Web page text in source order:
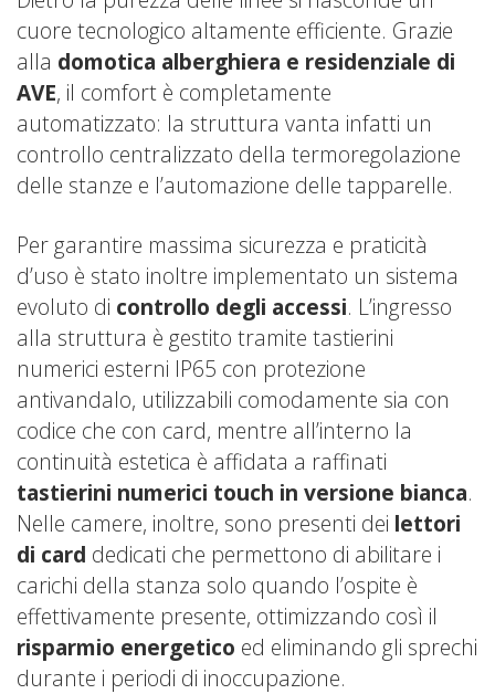
cuore tecnologico altamente efficiente. Grazie
alla domotica alberghiera e residenziale di
AVE, il comfort è completamente
automatizzato: la struttura vanta infatti un
controllo centralizzato della termoregolazione
delle stanze e l’automazione delle tapparelle.
Per garantire massima sicurezza e praticità
d’uso è stato inoltre implementato un sistema
evoluto di controllo degli accessi. L’ingresso
alla struttura è gestito tramite tastierini
numerici esterni IP65 con protezione
antivandalo, utilizzabili comodamente sia con
codice che con card, mentre all’interno la
continuità estetica è affidata a raffinati
tastierini numerici touch in versione bianca.
Nelle camere, inoltre, sono presenti dei lettori
di card dedicati che permettono di abilitare i
carichi della stanza solo quando l’ospite è
effettivamente presente, ottimizzando così il
risparmio energetico ed eliminando gli sprechi
durante i periodi di inoccupazione.